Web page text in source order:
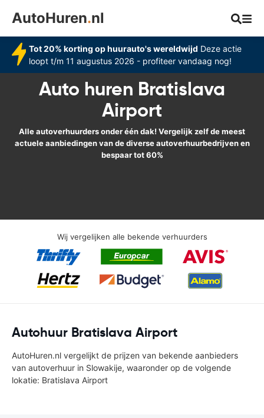
AutoHuren.nl
Tot 20% korting op huurauto's wereldwijd Deze actie
loopt t/m 11 augustus 2026 - profiteer vandaag nog!
Auto huren Bratislava
Airport
Alle autoverhuurders onder één dak! Vergelijk zelf de meest
actuele aanbiedingen van de diverse autoverhuurbedrijven en
bespaar tot 60%
Wij vergelijken alle bekende verhuurders
Autohuur Bratislava Airport
AutoHuren.nl vergelijkt de prijzen van bekende aanbieders
van autoverhuur in Slowakije, waaronder op de volgende
lokatie: Bratislava Airport